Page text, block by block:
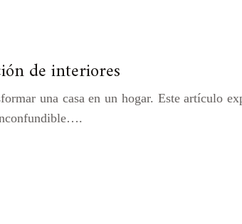
de interiores
una casa en un hogar. Este artículo